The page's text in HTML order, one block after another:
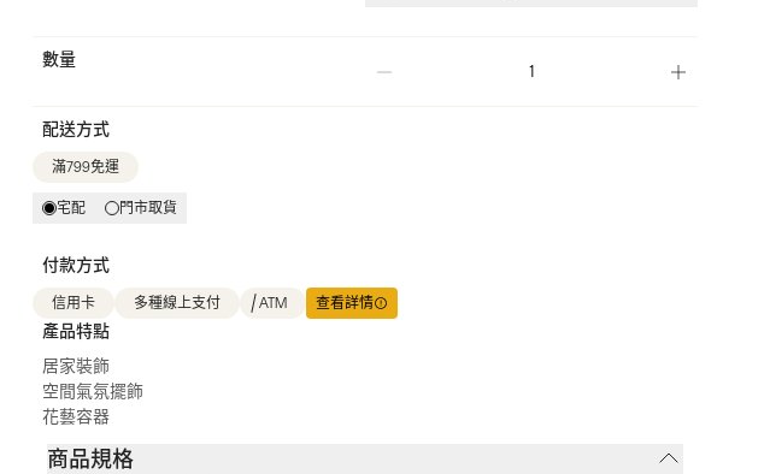
數量
配送方式
滿799免運
宅配 門市取貨
付款方式
信用卡 多種線上支付 ATM 查看詳情
產品特點
居家裝飾
空間氣氛擺飾
花藝容器
商品規格